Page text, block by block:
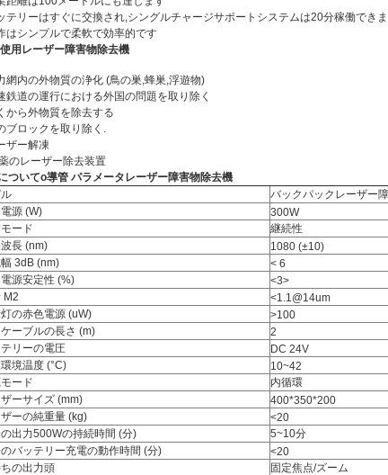
テリーはすぐに交換され,シングルチャージサポートシステムは20分稼働でき
はシンプルで柔軟で効率的です
用 レーザー障害物除去機
網内の外物質の浄化 (鳥の巣,蜂巣,浮遊物)
鉄道の運行における外国の問題を取り除く
から外物質を除去する
ブロックを取り除く.
ザー解凍
のレーザー除去装置
ついてo導管 パラメータ レーザー障害物除去機
バックパックレーザー
源 (W)
300W
ード
継続性
長 (nm)
1080 (±10)
3dB (nm)
< 6
源安定性 (%)
<3>
M2
<1.1@14um
の赤色電源 (uW)
>100
ーブルの長さ (m)
2
リーの電圧
DC 24V
境温度 (°C)
10~42
ード
内循環
ーサイズ (mm)
400*350*200
ーの純重量 (kg)
<20
出力500Wの持続時間 (分)
5~10分
バッテリー充電の動作時間 (分)
<20
の出力頭
固定焦点/ズーム